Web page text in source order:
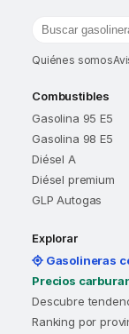
Buscar
Quiénes somos
Combustibles
Gasolina 95 E5
Gasolina 98 E5
Diésel A
Diésel premium
GLP Autogas
Explorar
Gasolineras
Precios
Descubre
Ranking por